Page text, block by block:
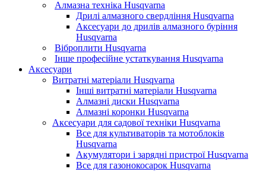
Алмазна техніка Husqvarna
Дрилі алмазного свердління Husqvarna
Аксесуари до дрилів алмазного буріння
Husqvarna
Віброплити Husqvarna
Інше професійне устаткування Husqvarna
Аксесуари
Витратні матеріали Husqvarna
Інші витратні матеріали Husqvarna
Алмазні диски Husqvarna
Алмазні коронки Husqvarna
Аксесуари для садової техніки Husqvarna
Все для культиваторів та мотоблоків
Husqvarna
Акумулятори і зарядні пристрої Husqvarna
Все для газонокосарок Husqvarna